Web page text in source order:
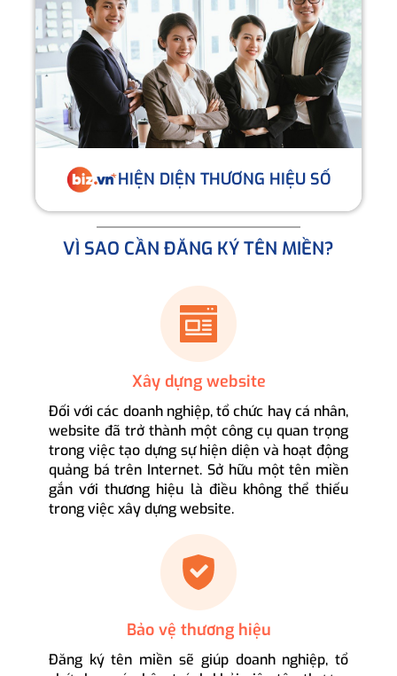
HIỆN DIỆN THƯƠNG HIỆU SỐ
VÌ SAO CẦN ĐĂNG KÝ TÊN MIỀN?
Xây dựng website
Đối với các doanh nghiệp, tổ chức hay cá nhân,
website đã trở thành một công cụ quan trọng
trong việc tạo dựng sự hiện diện và hoạt động
quảng bá trên Internet. Sở hữu một tên miền
gắn với thương hiệu là điều không thể thiếu
trong việc xây dựng website.
Bảo vệ thương hiệu
Đăng ký tên miền sẽ giúp doanh nghiệp, tổ